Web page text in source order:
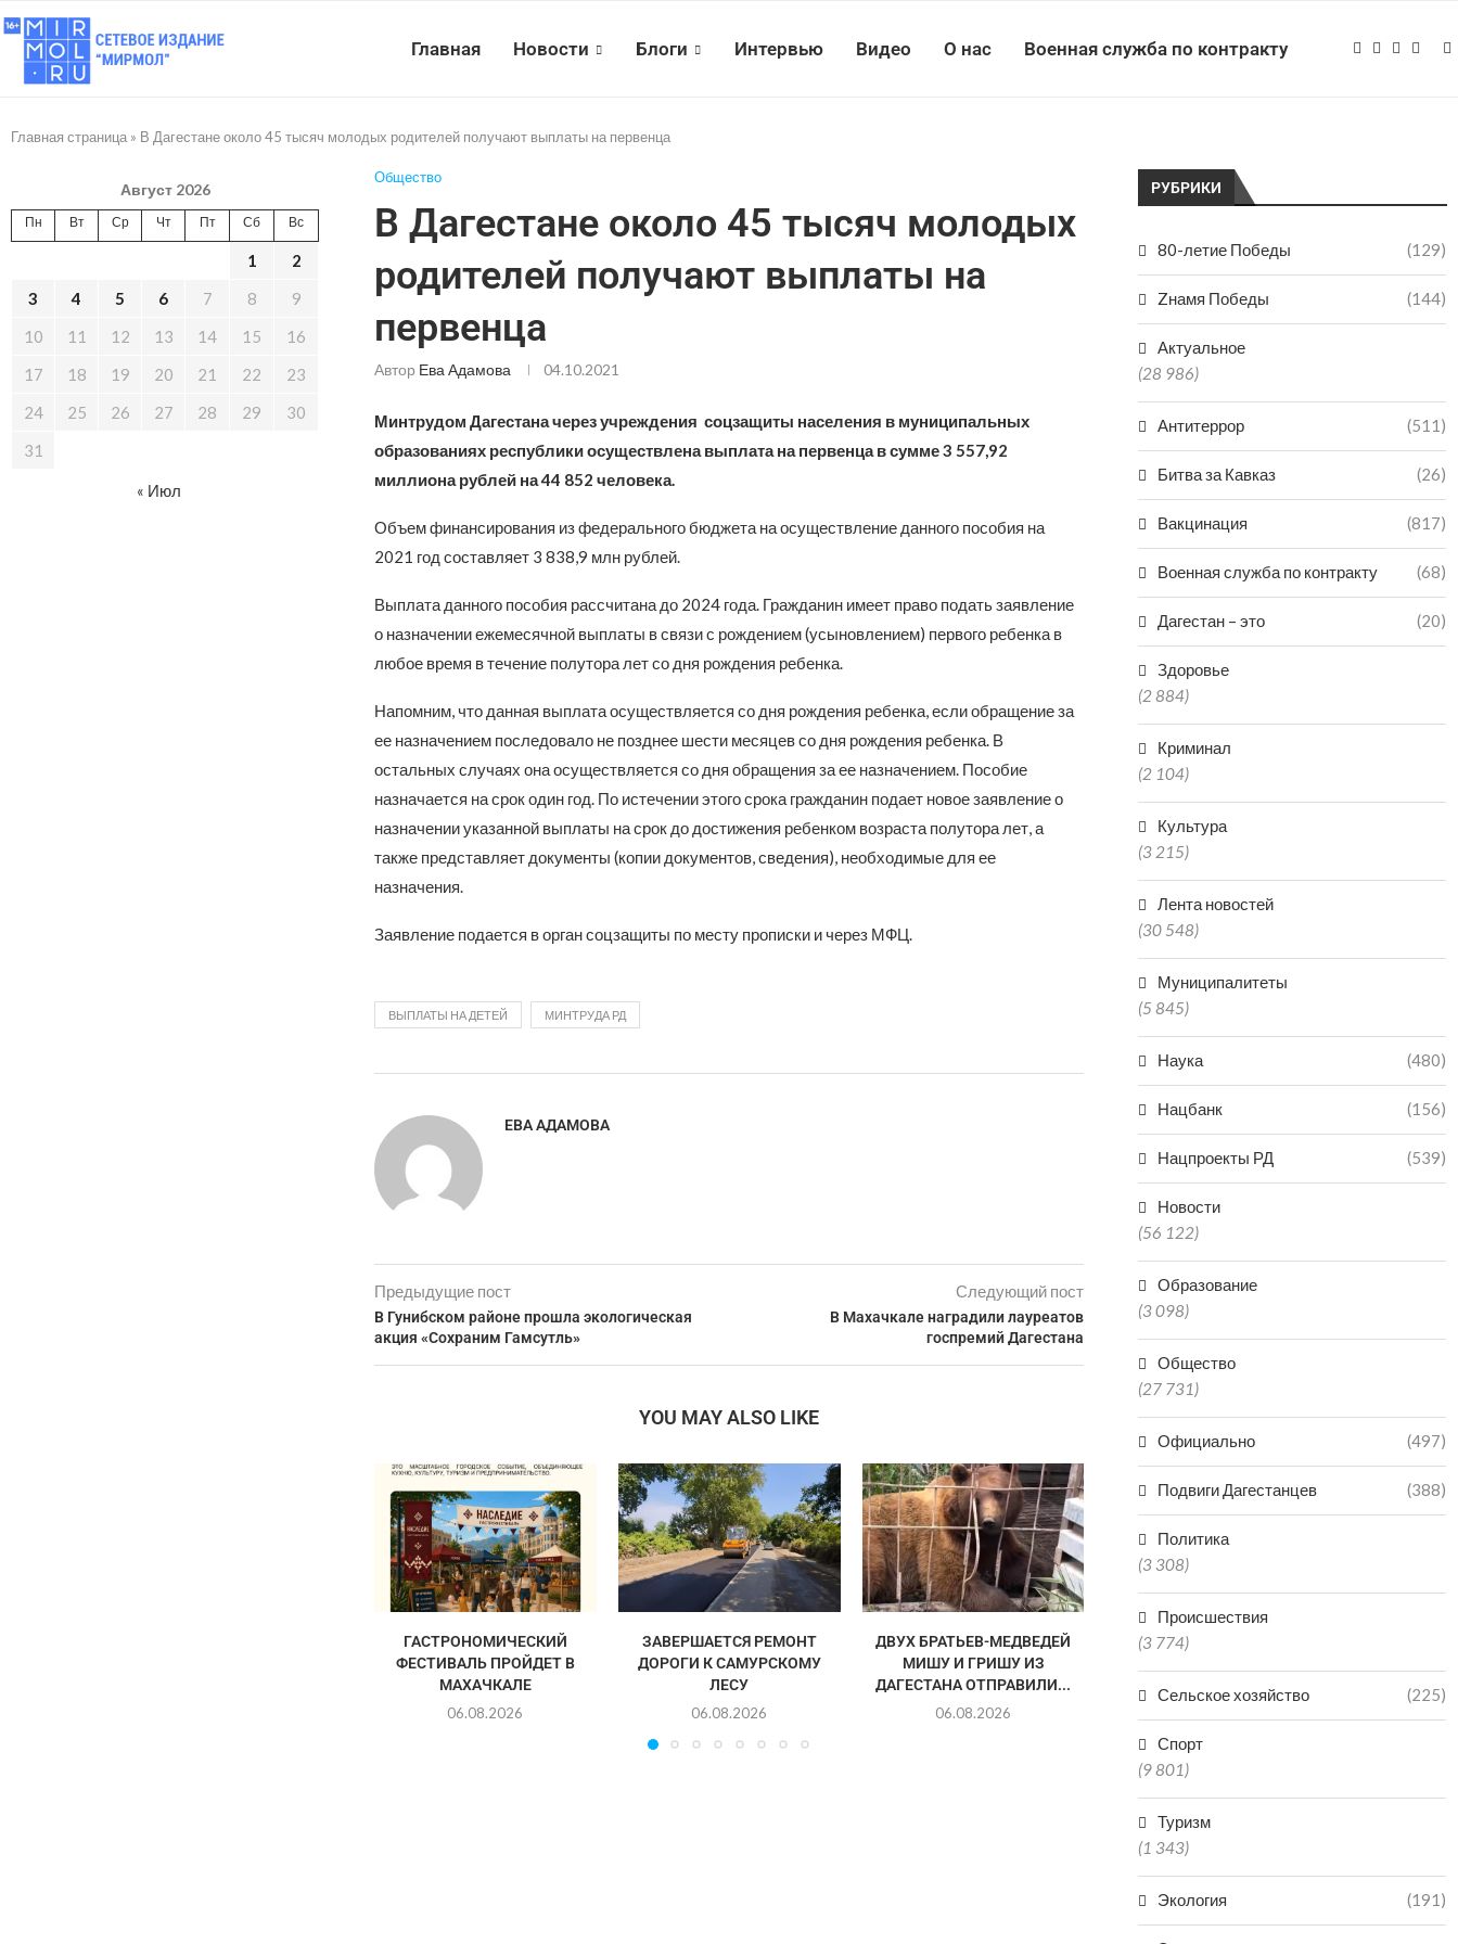
Главная Новости Блоги Интервью Видео О нас Военная служба по контракту
Главная страница » В Дагестане около 45 тысяч молодых родителей получают выплаты на первенца
Общество
В Дагестане около 45 тысяч молодых
родителей получают выплаты на
первенца
Автор Ева Адамова 04.10.2021
Минтрудом Дагестана через учреждения соцзащиты населения в муниципальных
образованиях республики осуществлена выплата на первенца в сумме 3 557,92
миллиона рублей на 44 852 человека.
Объем финансирования из федерального бюджета на осуществление данного пособия на
2021 год составляет 3 838,9 млн рублей.
Выплата данного пособия рассчитана до 2024 года. Гражданин имеет право подать заявление
о назначении ежемесячной выплаты в связи с рождением (усыновлением) первого ребенка в
любое время в течение полутора лет со дня рождения ребенка.
Напомним, что данная выплата осуществляется со дня рождения ребенка, если обращение за
ее назначением последовало не позднее шести месяцев со дня рождения ребенка. В
остальных случаях она осуществляется со дня обращения за ее назначением. Пособие
назначается на срок один год. По истечении этого срока гражданин подает новое заявление о
назначении указанной выплаты на срок до достижения ребенком возраста полутора лет, а
также представляет документы (копии документов, сведения), необходимые для ее
назначения.
Заявление подается в орган соцзащиты по месту прописки и через МФЦ.
ВЫПЛАТЫ НА ДЕТЕЙ МИНТРУДА РД
ЕВА АДАМОВА
Предыдущие пост
В Гунибском районе прошла экологическая
акция «Сохраним Гамсутль»
Следующий пост
В Махачкале наградили лауреатов
госпремий Дагестана
YOU MAY ALSO LIKE
ГАСТРОНОМИЧЕСКИЙ
ФЕСТИВАЛЬ ПРОЙДЕТ В
МАХАЧКАЛЕ
06.08.2026
ЗАВЕРШАЕТСЯ РЕМОНТ
ДОРОГИ К САМУРСКОМУ
ЛЕСУ
06.08.2026
ДВУХ БРАТЬЕВ-МЕДВЕДЕЙ
МИШУ И ГРИШУ ИЗ
ДАГЕСТАНА ОТПРАВИЛИ...
06.08.2026
ПОПАЛ В БОЛЬНИЦУ ПОСЛЕ
КАТАНИЯ...
06.08.2026
РУБРИКИ
80-летие Победы (129)
Zнамя Победы (144)
Актуальное
(28 986)
Антитеррор (511)
Битва за Кавказ (26)
Вакцинация (817)
Военная служба по контракту (68)
Дагестан – это (20)
Здоровье
(2 884)
Криминал
(2 104)
Культура
(3 215)
Лента новостей
(30 548)
Муниципалитеты
(5 845)
Наука (480)
Нацбанк (156)
Нацпроекты РД (539)
Новости
(56 122)
Образование
(3 098)
Общество
(27 731)
Официально (497)
Подвиги Дагестанцев (388)
Политика
(3 308)
Происшествия
(3 774)
Сельское хозяйство (225)
Спорт
(9 801)
Туризм
(1 343)
Экология (191)
Август 2026
Пн Вт Ср Чт Пт Сб Вс
1
2
3
4 5 6 7 8
9
10
11 12 13 14 15
16
17
18 19 20 21 22
23
24
25 26 27 28 29
30
31
« Июл